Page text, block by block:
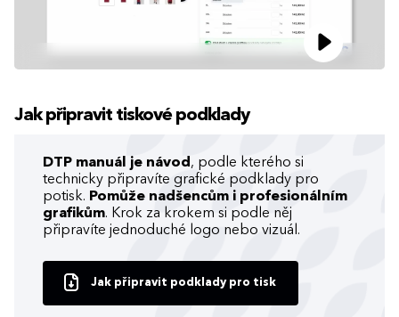
Jak připravit tiskové podklady
DTP manuál je návod , podle kterého si
technicky připravíte grafické podklady pro
potisk. Pomůže nadšencům i profesionálním
grafikům. Krok za krokem si podle něj
připravíte jednoduché logo nebo vizuál.
Jak připravit podklady pro tisk